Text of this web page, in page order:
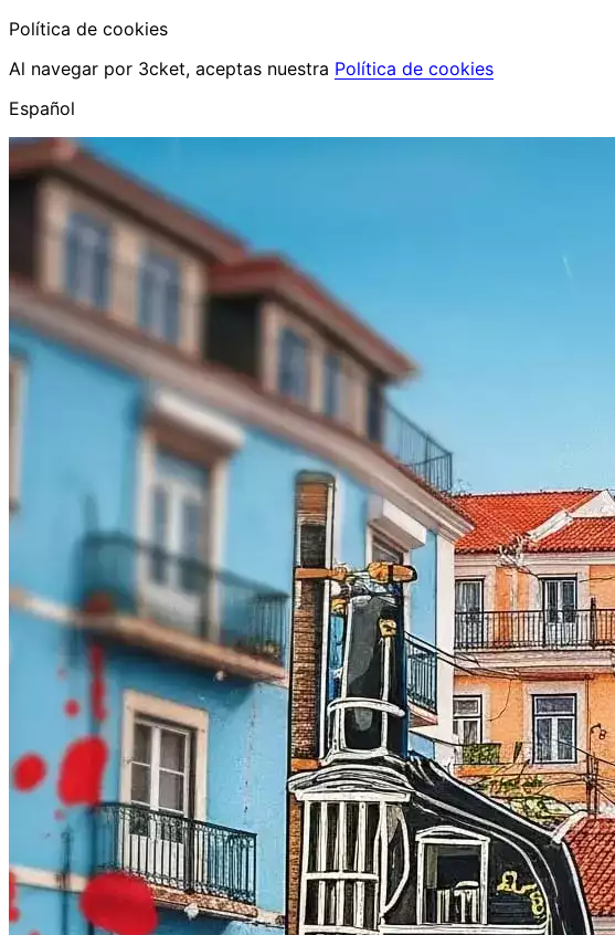
Política de cookies
Al navegar por 3cket, aceptas nuestra Política de cookies
Español